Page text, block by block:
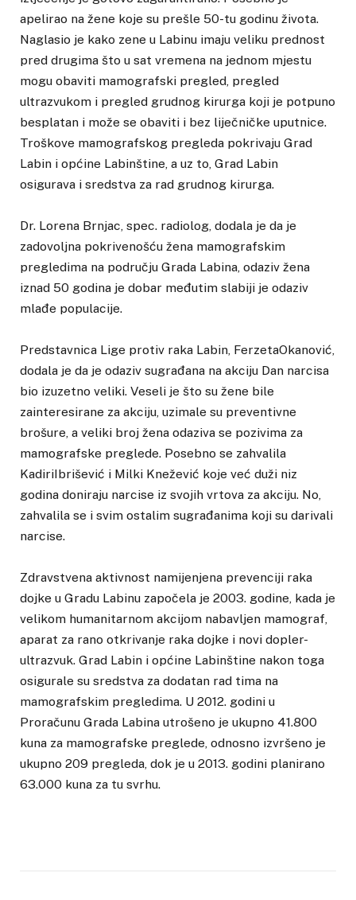
apelirao na žene koje su prešle 50-tu godinu života.
Naglasio je kako zene u Labinu imaju veliku prednost
pred drugima što u sat vremena na jednom mjestu
mogu obaviti mamografski pregled, pregled
ultrazvukom i pregled grudnog kirurga koji je potpuno
besplatan i može se obaviti i bez liječničke uputnice.
Troškove mamografskog pregleda pokrivaju Grad
Labin i općine Labinštine, a uz to, Grad Labin
osigurava i sredstva za rad grudnog kirurga.
Dr. Lorena Brnjac, spec. radiolog, dodala je da je
zadovoljna pokrivenošću žena mamografskim
pregledima na području Grada Labina, odaziv žena
iznad 50 godina je dobar međutim slabiji je odaziv
mlađe populacije.
Predstavnica Lige protiv raka Labin, FerzetaOkanović,
dodala je da je odaziv sugrađana na akciju Dan narcisa
bio izuzetno veliki. Veseli je što su žene bile
zainteresirane za akciju, uzimale su preventivne
brošure, a veliki broj žena odaziva se pozivima za
mamografske preglede. Posebno se zahvalila
KadiriIbrišević i Milki Knežević koje već duži niz
godina doniraju narcise iz svojih vrtova za akciju. No,
zahvalila se i svim ostalim sugrađanima koji su darivali
narcise.
Zdravstvena aktivnost namijenjena prevenciji raka
dojke u Gradu Labinu započela je 2003. godine, kada je
velikom humanitarnom akcijom nabavljen mamograf,
aparat za rano otkrivanje raka dojke i novi dopler-
ultrazvuk. Grad Labin i općine Labinštine nakon toga
osigurale su sredstva za dodatan rad tima na
mamografskim pregledima. U 2012. godini u
Proračunu Grada Labina utrošeno je ukupno 41.800
kuna za mamografske preglede, odnosno izvršeno je
ukupno 209 pregleda, dok je u 2013. godini planirano
63.000 kuna za tu svrhu.